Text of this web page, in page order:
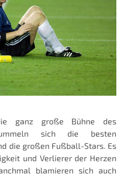
ganz große Bühne des
sich die besten
die großen Fußball-Stars. Es
und Verlierer der Herzen
blamieren sich auch